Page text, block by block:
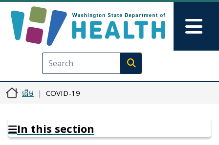
Execute search
ដើម COVID-19
In this section